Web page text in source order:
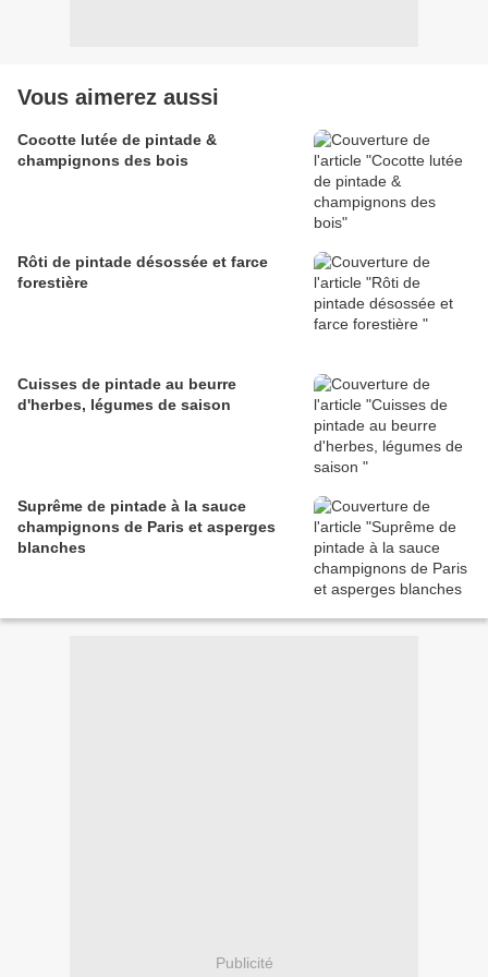
Vous aimerez aussi
Cocotte lutée de pintade &
champignons des bois
Rôti de pintade désossée et farce
forestière
Cuisses de pintade au beurre
d'herbes, légumes de saison
Suprême de pintade à la sauce
champignons de Paris et asperges
blanches
Publicité